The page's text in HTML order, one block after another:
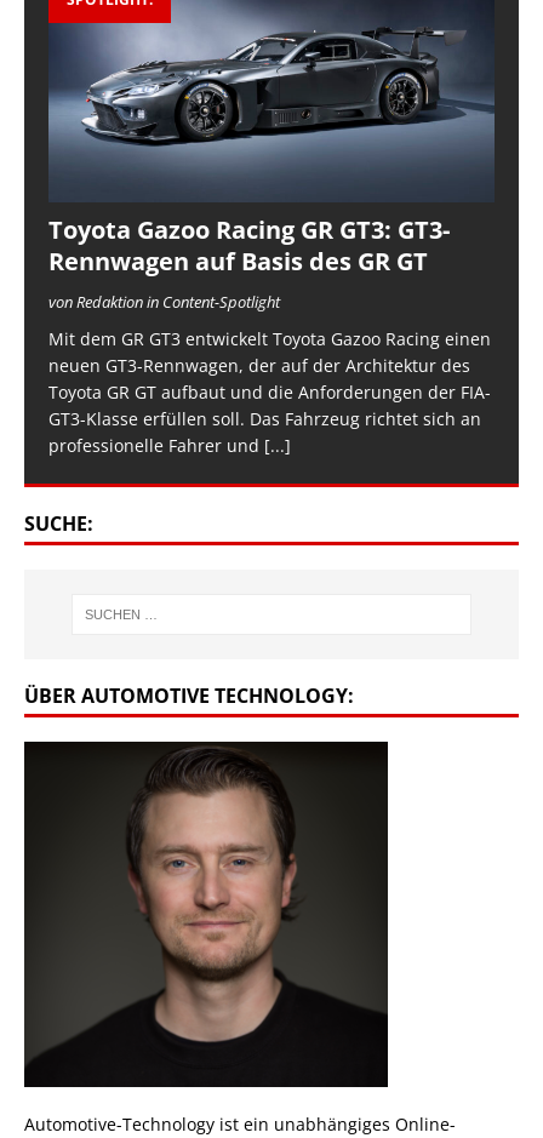
Toyota Gazoo Racing GR GT3: GT3-
Rennwagen auf Basis des GR GT
von Redaktion in Content-Spotlight
Mit dem GR GT3 entwickelt Toyota Gazoo Racing einen
neuen GT3-Rennwagen, der auf der Architektur des
Toyota GR GT aufbaut und die Anforderungen der FIA-
GT3-Klasse erfüllen soll. Das Fahrzeug richtet sich an
professionelle Fahrer und [...]
SUCHE:
ÜBER AUTOMOTIVE TECHNOLOGY:
Automotive-Technology ist ein unabhängiges Online-